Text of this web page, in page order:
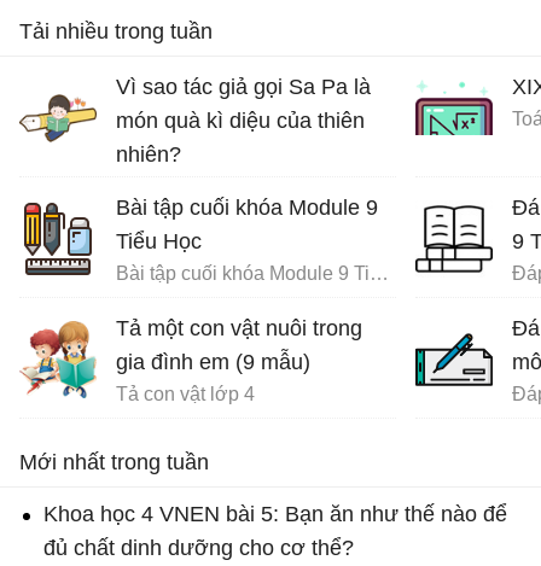
Tải nhiều trong tuần
Vì sao tác giả gọi Sa Pa là
món quà kì diệu của thiên
nhiên?
Bài tập cuối khóa Module 9
Tiểu Học
Bài tập cuối khóa Module 9 Tiểu Học đầy đủ
Tả một con vật nuôi trong
gia đình em (9 mẫu)
Tả con vật lớp 4
9
Mới nhất trong tuần
Khoa học 4 VNEN bài 5: Bạn ăn như thế nào để
đủ chất dinh dưỡng cho cơ thể?